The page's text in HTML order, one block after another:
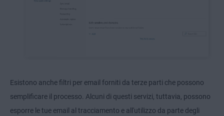
Esistono anche filtri per email forniti da terze parti che possono
semplificare il processo. Alcuni di questi servizi, tuttavia, possono
esporre le tue email al tracciamento e all'utilizzo da parte degli